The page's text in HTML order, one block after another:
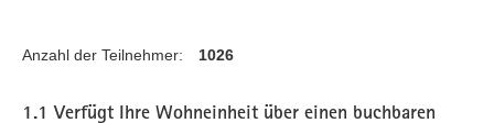
Anzahl der Teilnehmer: 1026
1.1 Verfügt Ihre Wohneinheit über einen buchbaren